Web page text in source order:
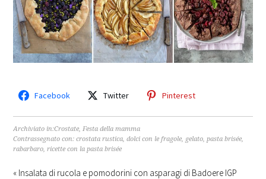
Facebook Twitter Pinterest
Archiviato in:Crostate,Festa della mamma
Contrassegnato con:crostata rustica,dolci con le fragole, gelato,pasta brisée,
rabarbaro,ricette con la pasta brisée
« Insalata di rucola e pomodorini con asparagi di Badoere IGP